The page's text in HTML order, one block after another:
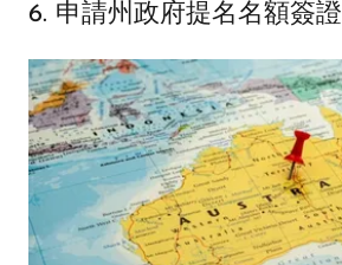
6. 申請州政府提名名額簽證